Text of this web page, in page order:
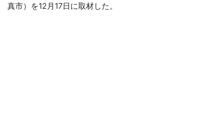
真市）を12月17日に取材した。